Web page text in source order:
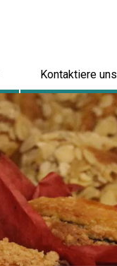
Kontaktiere uns